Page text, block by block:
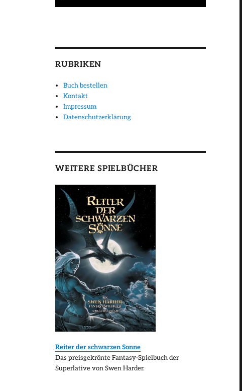
RUBRIKEN
Buch bestellen
Kontakt
Impressum
Datenschutzerklärung
WEITERE SPIELBÜCHER
Reiter der schwarzen Sonne
Das preisgekrönte Fantasy-Spielbuch der
Superlative von Swen Harder.